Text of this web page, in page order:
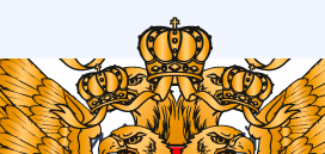
(типовой)